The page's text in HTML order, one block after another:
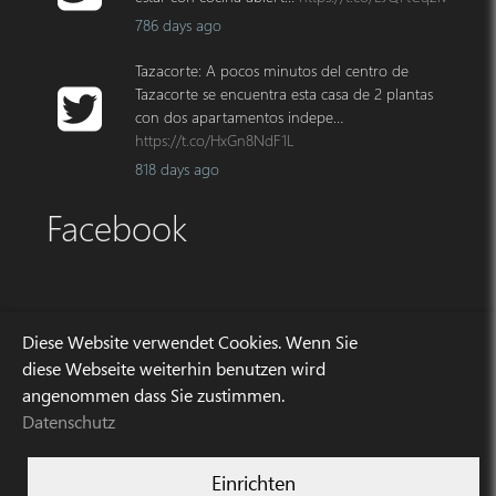
786 days ago
Tazacorte: A pocos minutos del centro de
Tazacorte se encuentra esta casa de 2 plantas
con dos apartamentos indepe…
https://t.co/HxGn8NdF1L
818 days ago
Facebook
Anschrift
Avda. Enrique Mederos 4
Telefon: +34 922 10 70 80
Diese Website verwendet Cookies. Wenn Sie
diese Webseite weiterhin benutzen wird
angenommen dass Sie zustimmen.
Datenschutz
Einrichten